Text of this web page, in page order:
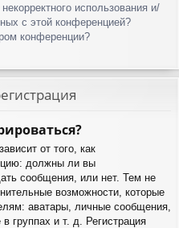
использования и/
с этой конференцией?
конференции?
от того, как
должны ли вы
сообщения, или нет. Тем не
возможности, которые
аватары, личные сообщения,
группах и т. д. Регистрация